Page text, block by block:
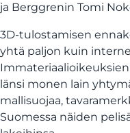
ja Berggrenin Tomi
3D-tulostamisen
yhtä paljon kuin
länsi monen lain
mallisuojaa,
Suomessa näiden